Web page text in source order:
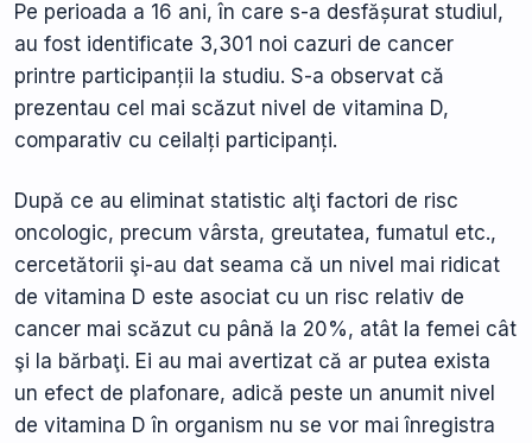
Pe perioada a 16 ani, în care s-a desfășurat studiul,
au fost identificate 3,301 noi cazuri de cancer
printre participanții la studiu. S-a observat că
prezentau cel mai scăzut nivel de vitamina D,
comparativ cu ceilalți participanți.
După ce au eliminat statistic alţi factori de risc
oncologic, precum vârsta, greutatea, fumatul etc.,
cercetătorii şi-au dat seama că un nivel mai ridicat
de vitamina D este asociat cu un risc relativ de
cancer mai scăzut cu până la 20%, atât la femei cât
şi la bărbaţi. Ei au mai avertizat că ar putea exista
un efect de plafonare, adică peste un anumit nivel
de vitamina D în organism nu se vor mai înregistra